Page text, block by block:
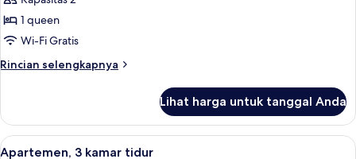
Apartemen
1 queen
Wi-Fi Gratis
Rincian selengkapnya
Rincian
Apartemen
Lihat harga untuk tanggal Anda
Lihat
Apartemen, 3 kamar tidur | Wi-Fi
16
Apartemen, 3 kamar tidur